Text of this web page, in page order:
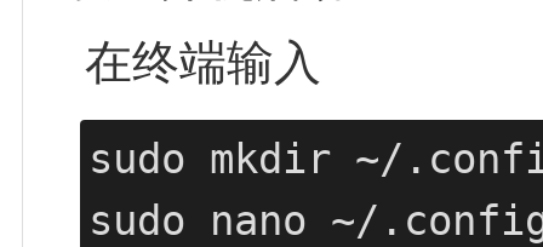
在终端输入
sudo mkdir ~/
sudo nano ~/